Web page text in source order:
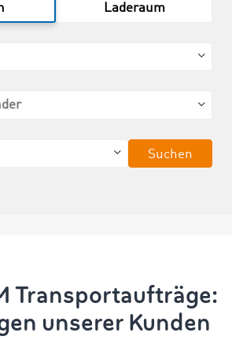
Laderaum
Suchen
Transportaufträge:
unserer Kunden